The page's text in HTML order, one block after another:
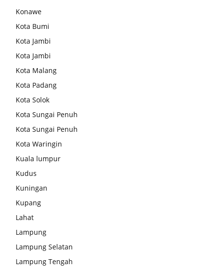
Konawe
Kota Bumi
Kota Jambi
Kota Jambi
Kota Malang
Kota Padang
Kota Solok
Kota Sungai Penuh
Kota Sungai Penuh
Kota Waringin
Kuala lumpur
Kudus
Kuningan
Kupang
Lahat
Lampung
Lampung Selatan
Lampung Tengah